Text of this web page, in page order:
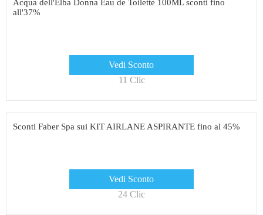
Acqua dell'Elba Donna Eau de Toilette 100ML sconti fino
all'37%
Vedi Sconto
11 Clic
Sconti Faber Spa sui KIT AIRLANE ASPIRANTE fino al 45%
Vedi Sconto
24 Clic